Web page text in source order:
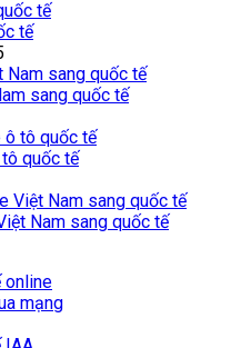
tế
sang quốc tế
quốc tế
Nam sang quốc tế
mạng